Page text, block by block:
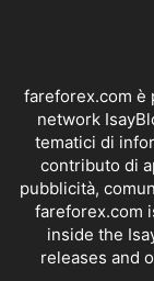
fareforex.com è
network
tematici di
contributo di
pubblicità,
fareforex.com
inside the
releases and